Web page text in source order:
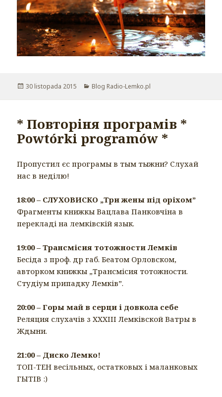
Opublikowano
30 listopada 2015 Kategorie
Blog Radio-Lemko.pl
* Повторіня програмів *
Powtórki programów *
Пропустил єс програмы в тым тыжни? Слухай
нас в неділю!
18:00 – СЛУХОВИСКО „Три жены під оріхом”
Фрагменты книжкы Вацлава Панковчіна в
перекладі на лемківскій язык.
19:00 – Трансмісия тотожности Лемків
Бесіда з проф. др габ. Беатом Орловском,
авторком книжкы „Трансмісия тотожности.
Студіум припадку Лемків”.
20:00 – Горы май в серци і довкола себе
Реляция слухачів з ХХХІІІ Лемківской Ватры в
Ждыни.
21:00 – Диско Лемко!
ТОП-ТЕН весільных, остатковых і маланковых
ГЫТІВ :)